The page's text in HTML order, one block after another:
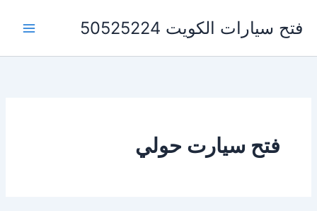
المحتوى
فتح سيارات الكويت 50525224
فتح سيارت حولي